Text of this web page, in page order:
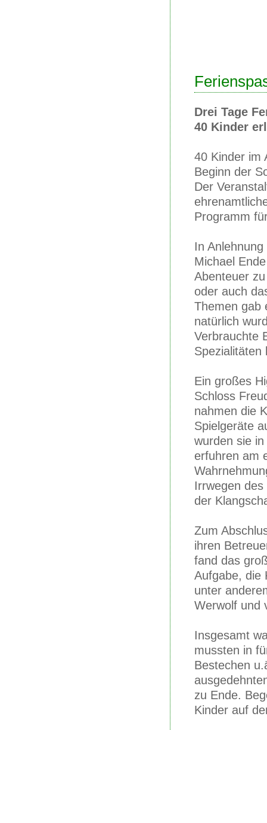
Drei Tage
40 Kinder
40 Kinder im
Beginn der
Der
Programm
In
Michael
Abenteuer
oder auch
Themen gab
natürlich
Verbrauchte
Spezialitäten
Ein großes
Schloss
nahmen die
Spielgeräte
wurden sie
erfuhren am
Irrwegen
der
Zum
ihren
fand das
Aufgabe, die
unter
Werwolf und
Insgesamt
mussten in
Bestechen
zu Ende.
Kinder auf